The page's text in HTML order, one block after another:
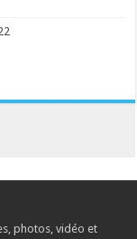
photos, vidéo et